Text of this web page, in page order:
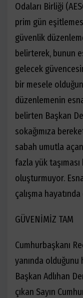
Odaları Birliği
prim gün
güvenlik
belirterek, bunun
gelecek
bir mesele
düzenlemenin
belirten Başkan
sokağımıza
sabah umutla
fazla yük
oluşturmuyor.
çalışma
GÜVENİMİZ TAM
Cumhurbaşkanı
yanında
Başkan Adlıhan
çıkan Sayın